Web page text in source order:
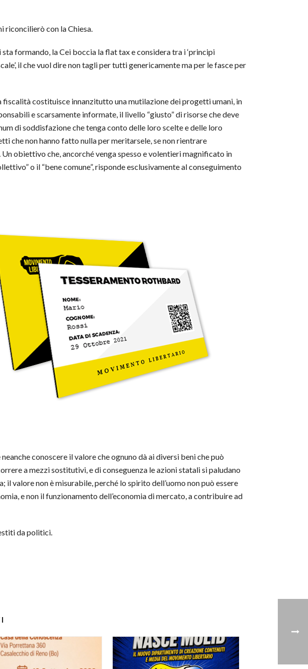
riconcilierò con la Chiesa.
formando, la Cei boccia la flat tax e considera tra i ‘principi
il che vuol dire non tagli per tutti genericamente ma per le fasce per
fiscalità costituisce innanzitutto una mutilazione dei progetti umani, in
e scarsamente informate, il livello “giusto” di risorse che deve
di soddisfazione che tenga conto delle loro scelte e delle loro
che non hanno fatto nulla per meritarsele, se non rientrare
obiettivo che, ancorché venga spesso e volentieri magnificato in
o il “bene comune”, risponde esclusivamente al conseguimento
conoscere il valore che ognuno dà ai diversi beni che può
a mezzi sostitutivi, e di conseguenza le azioni statali si paludano
valore non è misurabile, perché lo spirito dell’uomo non può essere
e non il funzionamento dell’economia di mercato, a contribuire ad
da politici.